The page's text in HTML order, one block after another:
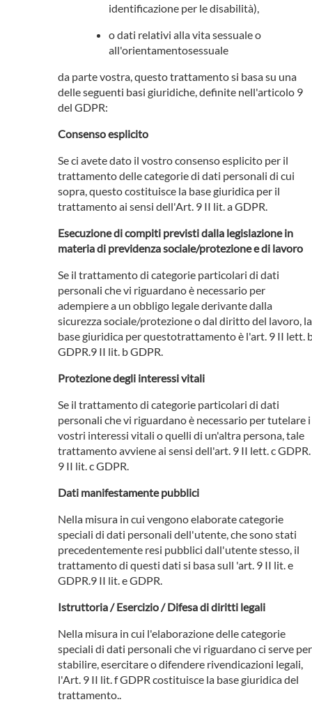
identificazione per le disabilità),
o dati relativi alla vita sessuale o
all'orientamentosessuale
da parte vostra, questo trattamento si basa su una
delle seguenti basi giuridiche, definite nell'articolo 9
del GDPR:
Consenso esplicito
Se ci avete dato il vostro consenso esplicito per il
trattamento delle categorie di dati personali di cui
sopra, questo costituisce la base giuridica per il
trattamento ai sensi dell'Art. 9 II lit. a GDPR.
Esecuzione di compiti previsti dalla legislazione in
materia di previdenza sociale/protezione e di lavoro
Se il trattamento di categorie particolari di dati
personali che vi riguardano è necessario per
adempiere a un obbligo legale derivante dalla
sicurezza sociale/protezione o dal diritto del lavoro, la
base giuridica per questotrattamento è l'art. 9 II lett.
GDPR.9 II lit. b GDPR.
Protezione degli interessi vitali
Se il trattamento di categorie particolari di dati
personali che vi riguardano è necessario per tutelare i
vostri interessi vitali o quelli di un'altra persona, tale
trattamento avviene ai sensi dell'art. 9 II lett. c GDPR.
9 II lit. c GDPR.
Dati manifestamente pubblici
Nella misura in cui vengono elaborate categorie
speciali di dati personali dell'utente, che sono stati
precedentemente resi pubblici dall'utente stesso, il
trattamento di questi dati si basa sull 'art. 9 II lit. e
GDPR.9 II lit. e GDPR.
Istruttoria / Esercizio / Difesa di diritti legali
Nella misura in cui l'elaborazione delle categorie
speciali di dati personali che vi riguardano ci serve per
stabilire, esercitare o difendere rivendicazioni legali,
l'Art. 9 II lit. f GDPR costituisce la base giuridica del
trattamento..